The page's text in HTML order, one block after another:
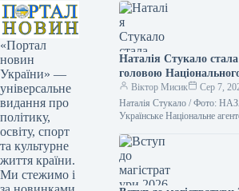
«Портал
новин
України» —
універсальне
видання про
політику,
освіту, спорт
та культурне
життя країни.
Ми стежимо і
Наталія Стукало стала
головою
агентства із
якості вищої освіти –
відомо про неї
Віктор Мисик
Сер 7,
Наталія Стукало / Фото:
Українське Національне
отримало нового керівника.
Наталія Стукало.…